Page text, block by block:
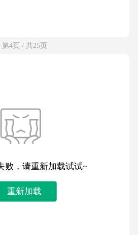
第4页 / 共25页
败，请重新加载试试~
重新加载